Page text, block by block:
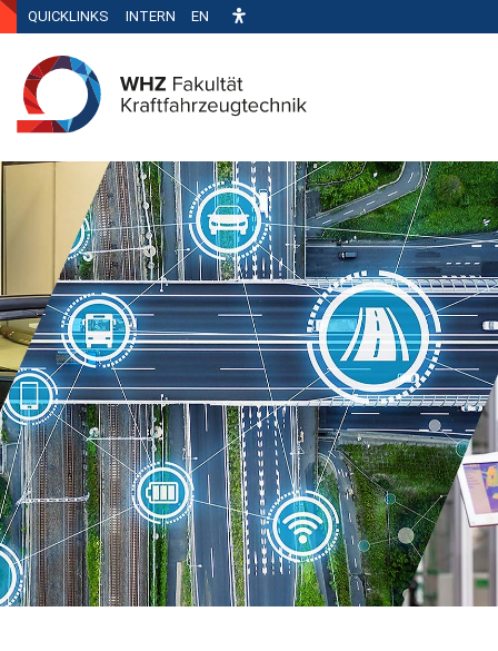
QUICKLINKS INTERN EN